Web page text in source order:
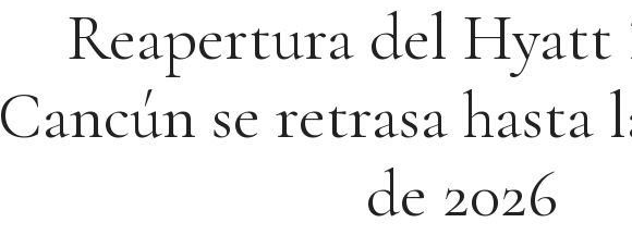
Reapertura del Hyatt
Cancún se retrasa hasta
de 2026